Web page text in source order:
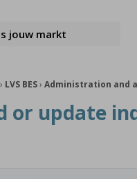
jouw markt
› LVS BES› Administration and
or update